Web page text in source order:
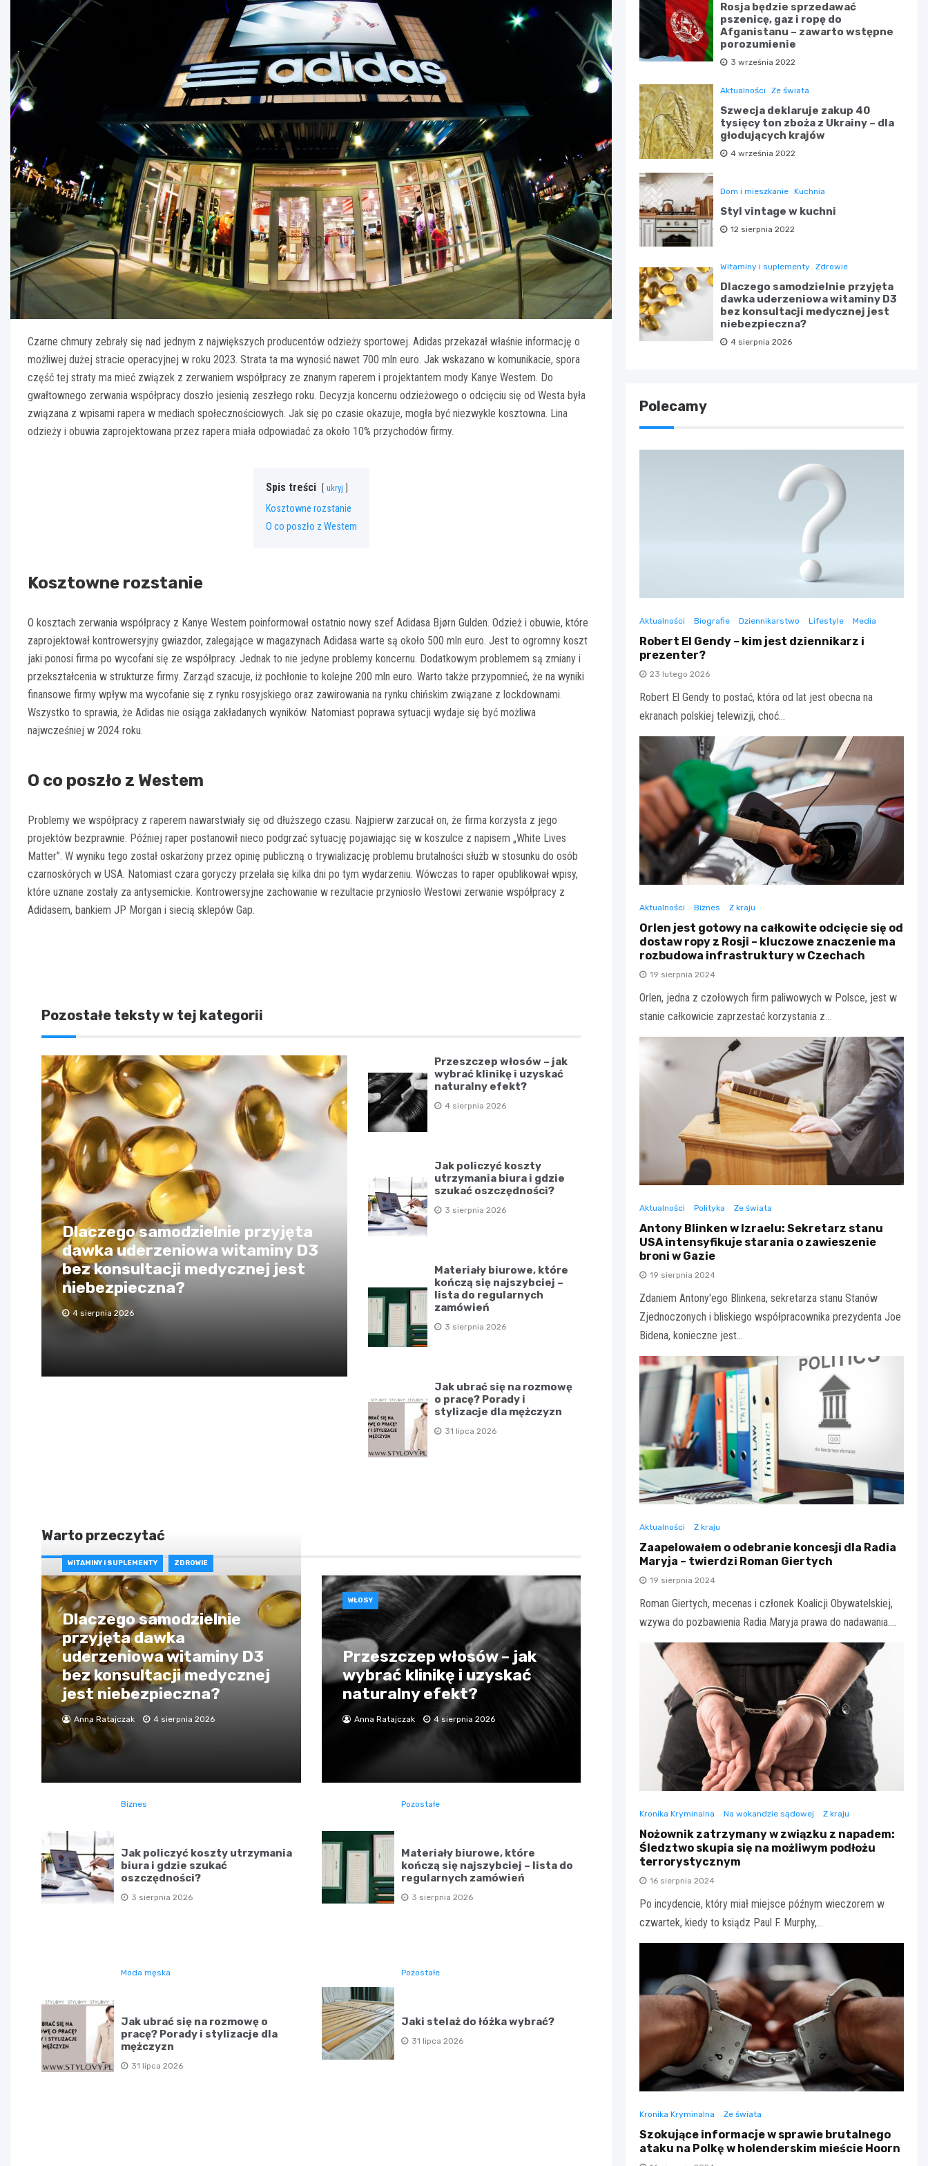
Czarne chmury zebrały się nad jednym z największych producentów odzieży sportowej. Adidas przekazał właśnie informację o
możliwej dużej stracie operacyjnej w roku 2023. Strata ta ma wynosić nawet 700 mln euro. Jak wskazano w komunikacie, spora
część tej straty ma mieć związek z zerwaniem współpracy ze znanym raperem i projektantem mody Kanye Westem. Do
gwałtownego zerwania współpracy doszło jesienią zeszłego roku. Decyzja koncernu odzieżowego o odcięciu się od Westa była
związana z wpisami rapera w mediach społecznościowych. Jak się po czasie okazuje, mogła być niezwykle kosztowna. Lina
odzieży i obuwia zaprojektowana przez rapera miała odpowiadać za około 10% przychodów firmy.
Spis treści ukryj
Kosztowne rozstanie
O co poszło z Westem
Kosztowne rozstanie
O kosztach zerwania współpracy z Kanye Westem poinformował ostatnio nowy szef Adidasa Bjørn Gulden. Odzież i obuwie, które
zaprojektował kontrowersyjny gwiazdor, zalegające w magazynach Adidasa warte są około 500 mln euro. Jest to ogromny koszt
jaki ponosi firma po wycofani się ze współpracy. Jednak to nie jedyne problemy koncernu. Dodatkowym problemem są zmiany i
przekształcenia w strukturze firmy. Zarząd szacuje, iż pochłonie to kolejne 200 mln euro. Warto także przypomnieć, że na wyniki
finansowe firmy wpływ ma wycofanie się z rynku rosyjskiego oraz zawirowania na rynku chińskim związane z lockdownami.
Wszystko to sprawia, że Adidas nie osiąga zakładanych wyników. Natomiast poprawa sytuacji wydaje się być możliwa
najwcześniej w 2024 roku.
O co poszło z Westem
Problemy we współpracy z raperem nawarstwiały się od dłuższego czasu. Najpierw zarzucał on, że firma korzysta z jego
projektów bezprawnie. Później raper postanowił nieco podgrzać sytuację pojawiając się w koszulce z napisem „White Lives
Matter”. W wyniku tego został oskarżony przez opinię publiczną o trywializację problemu brutalności służb w stosunku do osób
czarnoskórych w USA. Natomiast czara goryczy przelała się kilka dni po tym wydarzeniu. Wówczas to raper opublikował wpisy,
które uznane zostały za antysemickie. Kontrowersyjne zachowanie w rezultacie przyniosło Westowi zerwanie współpracy z
Adidasem, bankiem JP Morgan i siecią sklepów Gap.
Pozostałe teksty w tej kategorii
Dlaczego samodzielnie przyjęta
dawka uderzeniowa witaminy D3
bez konsultacji medycznej jest
niebezpieczna?
4 sierpnia 2026
Przeszczep włosów – jak
wybrać klinikę i uzyskać
naturalny efekt?
4 sierpnia 2026
Jak policzyć koszty
utrzymania biura i gdzie
szukać oszczędności?
3 sierpnia 2026
Materiały biurowe, które
kończą się najszybciej –
lista do regularnych
zamówień
3 sierpnia 2026
Jak ubrać się na rozmowę
o pracę? Porady i
stylizacje dla mężczyzn
31 lipca 2026
Warto przeczytać
WITAMINY I SUPLEMENTY ZDROWIE
Dlaczego samodzielnie
przyjęta dawka
uderzeniowa witaminy D3
bez konsultacji medycznej
jest niebezpieczna?
Anna Ratajczak 4 sierpnia 2026
WŁOSY
Przeszczep włosów – jak
wybrać klinikę i uzyskać
naturalny efekt?
Anna Ratajczak 4 sierpnia 2026
Biznes
Jak policzyć koszty utrzymania
biura i gdzie szukać
oszczędności?
3 sierpnia 2026
Pozostałe
Materiały biurowe, które
kończą się najszybciej – lista do
regularnych zamówień
3 sierpnia 2026
Moda męska
Jak ubrać się na rozmowę o
pracę? Porady i stylizacje dla
mężczyzn
31 lipca 2026
Pozostałe
Jaki stelaż do łóżka wybrać?
31 lipca 2026
Rosja będzie sprzedawać
pszenicę, gaz i ropę do
Afganistanu – zawarto wstępne
porozumienie
3 września 2022
Aktualności Ze świata
Szwecja deklaruje zakup 40
tysięcy ton zboża z Ukrainy – dla
głodujących krajów
4 września 2022
Dom i mieszkanie Kuchnia
Styl vintage w kuchni
12 sierpnia 2022
Witaminy i suplementy Zdrowie
Dlaczego samodzielnie przyjęta
dawka uderzeniowa witaminy D3
bez konsultacji medycznej jest
niebezpieczna?
4 sierpnia 2026
Polecamy
Aktualności Biografie Dziennikarstwo Lifestyle Media
Robert El Gendy – kim jest dziennikarz i
prezenter?
23 lutego 2026
Robert El Gendy to postać, która od lat jest obecna na
ekranach polskiej telewizji, choć…
Aktualności Biznes Z kraju
Orlen jest gotowy na całkowite odcięcie się od
dostaw ropy z Rosji – kluczowe znaczenie ma
rozbudowa infrastruktury w Czechach
19 sierpnia 2024
Orlen, jedna z czołowych firm paliwowych w Polsce, jest w
stanie całkowicie zaprzestać korzystania z…
Aktualności Polityka Ze świata
Antony Blinken w Izraelu: Sekretarz stanu
USA intensyfikuje starania o zawieszenie
broni w Gazie
19 sierpnia 2024
Zdaniem Antony'ego Blinkena, sekretarza stanu Stanów
Zjednoczonych i bliskiego współpracownika prezydenta Joe
Bidena, konieczne jest…
Aktualności Z kraju
Zaapelowałem o odebranie koncesji dla Radia
Maryja – twierdzi Roman Giertych
19 sierpnia 2024
Roman Giertych, mecenas i członek Koalicji Obywatelskiej,
wzywa do pozbawienia Radia Maryja prawa do nadawania.…
Kronika Kryminalna Na wokandzie sądowej Z kraju
Nożownik zatrzymany w związku z napadem:
Śledztwo skupia się na możliwym podłożu
terrorystycznym
16 sierpnia 2024
Po incydencie, który miał miejsce późnym wieczorem w
czwartek, kiedy to ksiądz Paul F. Murphy,…
Kronika Kryminalna Ze świata
Szokujące informacje w sprawie brutalnego
ataku na Polkę w holenderskim mieście Hoorn